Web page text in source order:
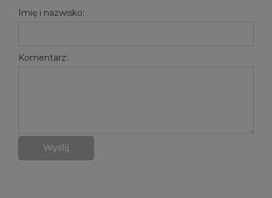
Imię i nazwisko:
Komentarz:
Wyślij